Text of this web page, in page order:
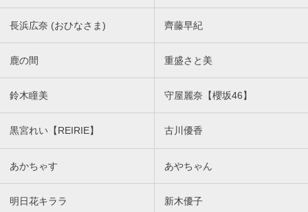
長浜広奈 (おひなさま) 齊藤早紀
鹿の間 重盛さと美
鈴木瞳美 守屋麗奈【櫻坂46】
黒宮れい【REIRIE】 古川優香
あかちゃす あやちゃん
明日花キララ 新木優子